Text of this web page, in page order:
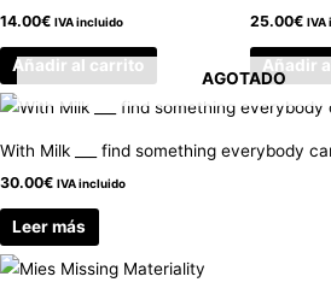
14.00€ IVA incluido
Añadir al carrito
25.00€ IVA
Añadir
AGOTADO
With Milk ___ find something everybody
30.00€ IVA incluido
Leer más